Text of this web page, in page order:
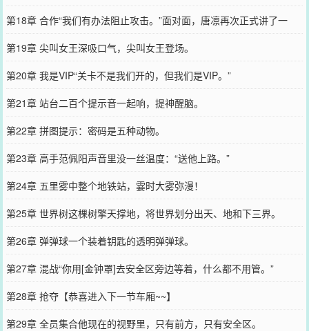
第18章 合作“我们有办法阻止攻击。”面对面，唐凛再次正式讲了一
遍。
第19章 尖叫女王深吸口气，尖叫女王登场。
第20章 我是VIP“关卡不是我们开的，但我们是VIP。”
第21章 站台二百个提示音一起响，提神醒脑。
第22章 拼图提示：密码是五种动物。
第23章 高手范佩阳声音里没一丝温度：“送他上路。”
第24章 五里雾中整个地铁站，霎时大雾弥漫！
第25章 世界树这棵树擎天撑地，将世界划分出天、地和下三界。
第26章 弹弹球一个装着钥匙的透明弹弹球。
第27章 混战“你用[金钟罩]去安全区旁边等着，什么都不用管。”
第28章 抢夺【恭喜进入下一节车厢~~】
第29章 全员集合他现在的视野里，只有前方，只有安全区。